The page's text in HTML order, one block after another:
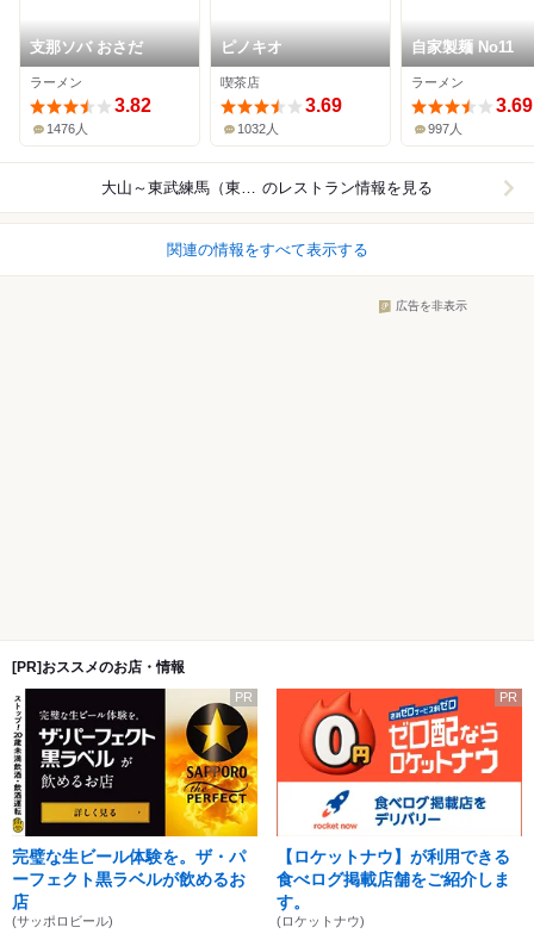
支那ソバ おさだ
ラーメン
3.82
1476人
ピノキオ
喫茶店
3.69
1032人
自家製麺 No11
ラーメン
3.69
997人
大山～東武練馬（東武東上線） のレストラン情報を見る
関連の情報をすべて表示する
広告を非表示
[PR]おススメのお店・情報
PR
完璧な生ビール体験を。ザ・パ
ーフェクト黒ラベルが飲めるお
店
(サッポロビール)
PR
【ロケットナウ】が利用できる
食べログ掲載店舗をご紹介しま
す。
(ロケットナウ)